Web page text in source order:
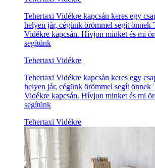
Tehertaxi Vidékre kapcsán keres egy
helyen jár, cégünk örömmel segít önnek
Vidékre kapcsán. Hívjon minket és mi
segítünk
Tehertaxi Vidékre
Tehertaxi Vidékre kapcsán keres egy
helyen jár, cégünk örömmel segít önnek
Vidékre kapcsán. Hívjon minket és mi
segítünk
Tehertaxi Vidékre